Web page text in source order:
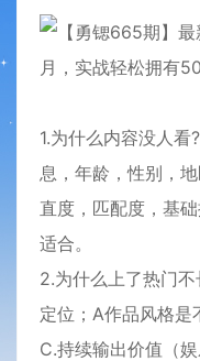
1.为什么内容没人
息，年龄，性别，
直度，匹配度，基
适合。
2.为什么上了热门不
定位；A作品风格是
C.持续输出价值（娱